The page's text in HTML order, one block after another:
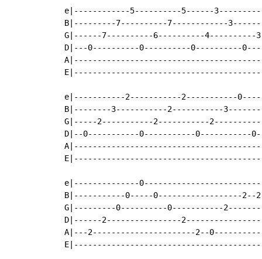
e|------------5----------5------
B|---------7----------7------------
G|------7----------6----------4----------
D|---0----------0----------0----------
e|-----------2-----------2-----------
B|--------3-----------2-----------
G|-----2-----------2-----------
D|--0-----------0-----------0-----------
e|--------------
B|-----------0-----0------------------2--
G|---------0----------0-----------
D|------2----------------
A|---2----------------------2--